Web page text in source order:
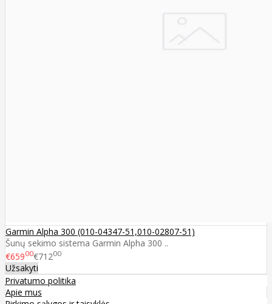
Garmin Alpha 300 (010-04347-51,010-02807-51)
Šunų sekimo sistema Garmin Alpha 300 ..
€65900€71200
Užsakyti
Privatumo politika
Apie mus